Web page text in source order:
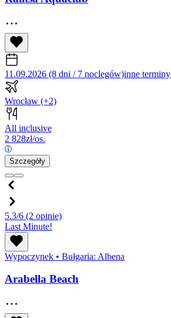
11.09.2026 (8 dni / 7 noclegów)inne terminy
Wrocław (+2)
All inclusive
2 828zł/os.
Szczegóły
5.3/6 (2 opinie)
Last Minute!
Wypoczynek • Bułgaria: Albena
Arabella Beach